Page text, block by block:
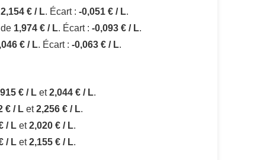
2,154 € / L. Écart : -0,051 € / L.
1,974 € / L. Écart : -0,093 € / L.
€ / L. Écart : -0,063 € / L.
€ / L et2,044 € / L.
€ / L et2,256 € / L.
/ L et2,020 € / L.
/ L et2,155 € / L.